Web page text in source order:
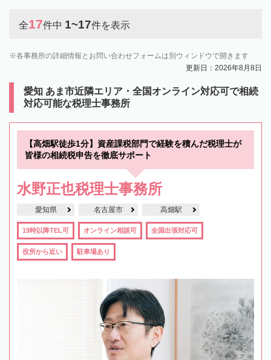
全17件中 1~17件を表示
各事務所の詳細情報とお問い合わせフォームは別ウィンドウで開きます
更新日：2026年8月8日
愛知 あま市近隣エリア・全国オンライン対応可で相続
対応可能な税理士事務所
【高畑駅徒歩1分】資産課税部門で経験を積んだ税理士が
皆様の相続税申告を徹底サポート
水野正也税理士事務所
愛知県 名古屋市 高畑駅
19時以降TEL可 オンライン相談可 全国出張対応可
役所から近い 駐車場あり